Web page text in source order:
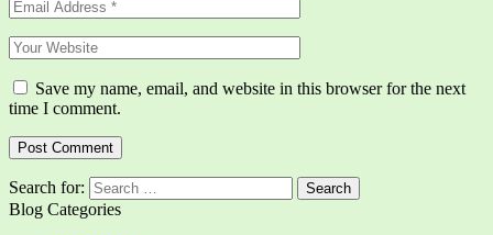
Save my name, email, and website in this browser for the next
time I comment.
Search for:
Blog Categories